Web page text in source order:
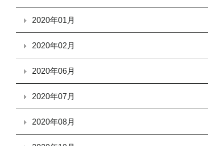
2020年01月
2020年02月
2020年06月
2020年07月
2020年08月